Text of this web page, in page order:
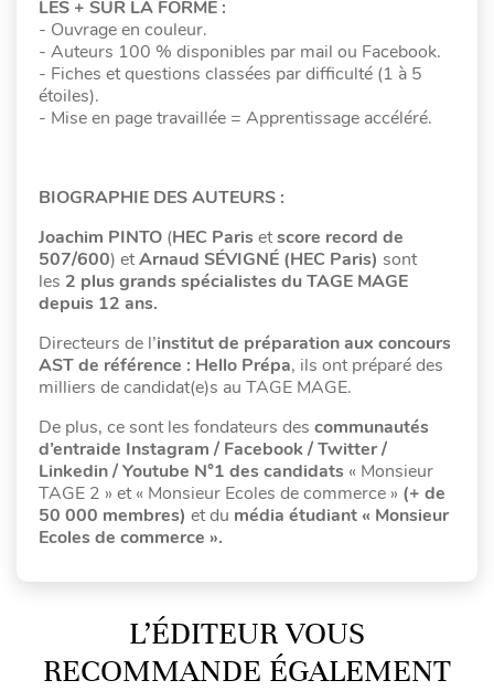
LES + SUR LA FORME :
- Ouvrage en couleur.
- Auteurs 100 % disponibles par mail ou Facebook.
- Fiches et questions classées par difficulté (1 à 5
étoiles).
- Mise en page travaillée = Apprentissage accéléré.
BIOGRAPHIE DES AUTEURS :
Joachim PINTO (HEC Paris etscore record de
507/600) etArnaud SÉVIGNÉ (HEC Paris) sont
les 2 plus grands spécialistes du TAGE MAGE
depuis 12 ans.
Directeurs de l’institut de préparation aux concours
AST de référence : Hello Prépa, ils ont préparé des
milliers de candidat(e)s au TAGE MAGE.
De plus, ce sont les fondateurs des communautés
d’entraide Instagram / Facebook / Twitter /
Linkedin / Youtube N°1 des candidats « Monsieur
TAGE 2 » et « Monsieur Ecoles de commerce » (+ de
50 000 membres) et du média étudiant « Monsieur
Ecoles de commerce ».
L’ÉDITEUR VOUS
RECOMMANDE ÉGALEMENT